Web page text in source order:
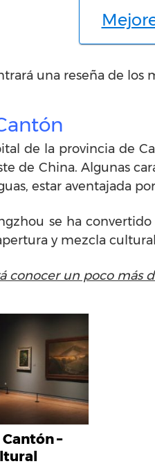
una reseña de los
de la provincia de
de China. Algunas
estar aventajada
se ha
y mezcla
conocer un poco más
–